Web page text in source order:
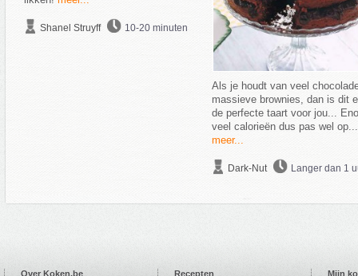
Shanel Struyff 10-20 minuten
Als je houdt van veel
massieve brownies, dan is dit
de perfecte taart voor jou...
veel calorieën dus pas wel op...
meer...
Dark-Nut Langer dan 1
Over Koken.be Recepten Mijn